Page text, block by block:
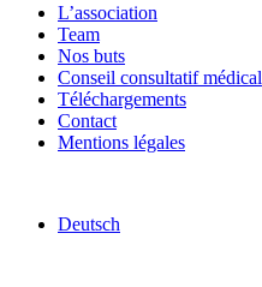
L’association
Team
Nos buts
Conseil consultatif médical
Téléchargements
Contact
Mentions légales
Deutsch